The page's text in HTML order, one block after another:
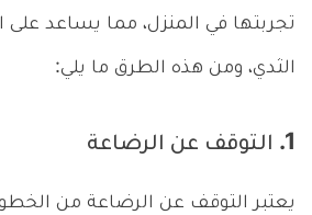
تجربتها في المنزل، مما يساعد
الثدي، ومن هذه الطرق ما يلي:
1. التوقف عن الرضاعة
يعتبر التوقف عن الرضاعة من